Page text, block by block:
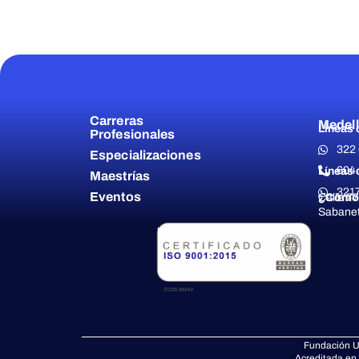
Carreras
Profesionales
Especializaciones
Maestrías
Eventos
Líneas
322
604
Líneas
Calle
ISO 9001:2015
Fundación